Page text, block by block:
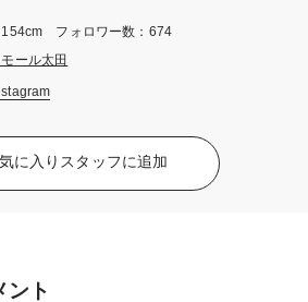
154cm フォロワー数：674
ール太田
に入りスタッフに追加
ント